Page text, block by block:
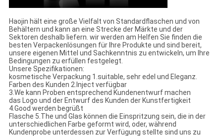
Haojin hält eine große Vielfalt von Standardflaschen und von
Behältern und kann an eine Strecke der Märkte und der
Sektoren deshalb liefern. wir werden am Helfen Sie finden die
besten Verpackenlösungen für Ihre Produkte und sind bereit,
unsere eigenen Mittel und Sachkenntnis zu entwickeln, um Ihre
Bedingungen zu erfüllen festgelegt.
Unsere Spezifikationen:
kosmetische Verpackung 1.suitable, sehr edel und Eleganz.
Farben des Kunden 2.Inject verfügbar
3.We kann Proben entsprechend Kundenentwurf machen
das Logo und der Entwurf des Kunden der Kunstfertigkeit
4.Good werden begrüßt
Flasche 5.The und Glas können die Einspritzung sein, die in der
unterschiedlichen Farbe geformt wird, oder, während
Kundenprobe unterdessen zur Verfügung stellte sind uns zu